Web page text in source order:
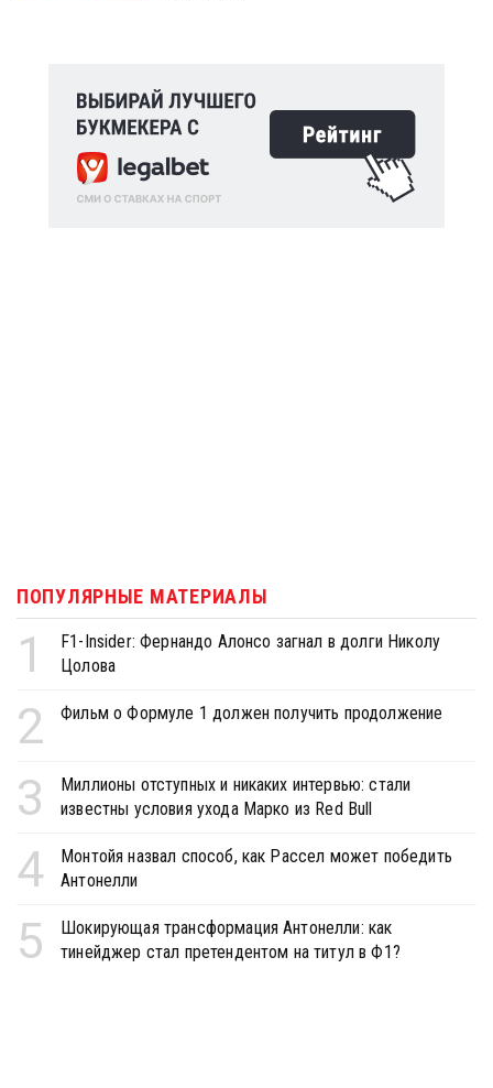
ПОПУЛЯРНЫЕ МАТЕРИАЛЫ
1
F1-Insider: Фернандо Алонсо загнал в долги Николу
Цолова
2 Фильм о Формуле 1 должен получить продолжение
3
Миллионы отступных и никаких интервью: стали
известны условия ухода Марко из Red Bull
4
Монтойя назвал способ, как Рассел может победить
Антонелли
5
Шокирующая трансформация Антонелли: как
тинейджер стал претендентом на титул в Ф1?